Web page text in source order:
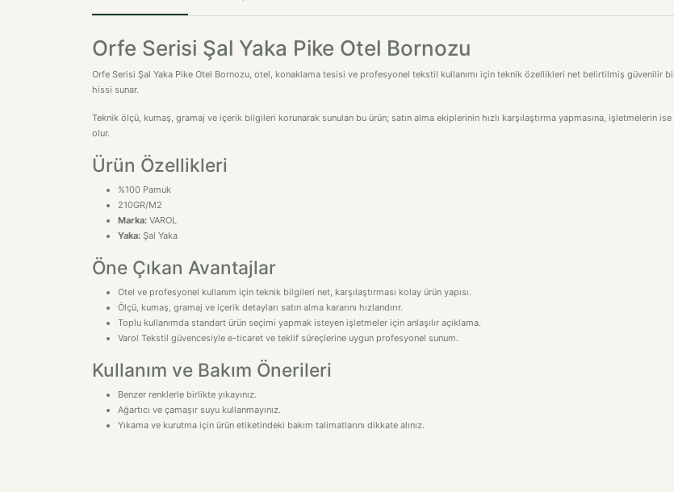
Orfe Serisi Şal Yaka Pike Otel Bornozu
Orfe Serisi Şal Yaka Pike Otel Bornozu, otel, konaklama tesisi ve profesyonel tekstil kullanımı için teknik özellikleri net belirtilmiş güvenilir
hissi sunar.
Teknik ölçü, kumaş, gramaj ve içerik bilgileri korunarak sunulan bu ürün; satın alma ekiplerinin hızlı karşılaştırma yapmasına, işletmelerin
olur.
Ürün Özellikleri
%100 Pamuk
210GR/M2
Marka: VAROL
Yaka: Şal Yaka
Öne Çıkan Avantajlar
Otel ve profesyonel kullanım için teknik bilgileri net, karşılaştırması kolay ürün yapısı.
Ölçü, kumaş, gramaj ve içerik detayları satın alma kararını hızlandırır.
Toplu kullanımda standart ürün seçimi yapmak isteyen işletmeler için anlaşılır açıklama.
Varol Tekstil güvencesiyle e-ticaret ve teklif süreçlerine uygun profesyonel sunum.
Kullanım ve Bakım Önerileri
Benzer renklerle birlikte yıkayınız.
Ağartıcı ve çamaşır suyu kullanmayınız.
Yıkama ve kurutma için ürün etiketindeki bakım talimatlarını dikkate alınız.